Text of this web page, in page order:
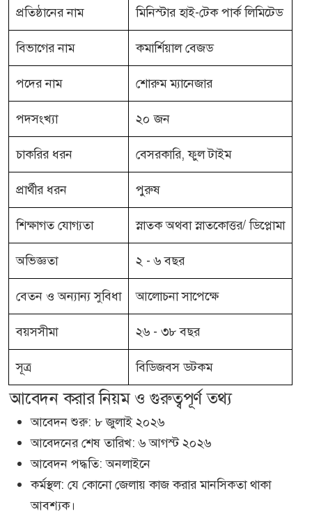
প্রতিষ্ঠানের নাম মিনিস্টার হাই-টেক পার্ক লিমিটেড
বিভাগের নাম কমার্শিয়াল বেজড
পদের নাম শোরুম ম্যানেজার
পদসংখ্যা ২০ জন
চাকরির ধরন বেসরকারি, ফুল টাইম
প্রার্থীর ধরন পুরুষ
শিক্ষাগত যোগ্যতা স্নাতক অথবা স্নাতকোত্তর/ ডিপ্লোমা
অভিজ্ঞতা ২ - ৬ বছর
বেতন ও অন্যান্য সুবিধা আলোচনা সাপেক্ষে
বয়সসীমা ২৬ - ৩৮ বছর
সূত্র বিডিজবস ডটকম
আবেদন করার নিয়ম ও গুরুত্বপূর্ণ তথ্য
আবেদন শুরু: ৮ জুলাই ২০২৬
আবেদনের শেষ তারিখ: ৬ আগস্ট ২০২৬
আবেদন পদ্ধতি: অনলাইনে
কর্মস্থল: যে কোনো জেলায় কাজ করার মানসিকতা থাকা
আবশ্যক।